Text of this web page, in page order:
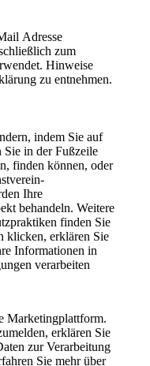
Adresse
zum
Hinweise
zu entnehmen.
indem Sie auf
in der Fußzeile
finden können, oder
Ihre
behandeln. Weitere
finden Sie
klicken, erklären Sie
Informationen in
verarbeiten
Marketingplattform.
erklären Sie
zur Verarbeitung
Sie mehr über